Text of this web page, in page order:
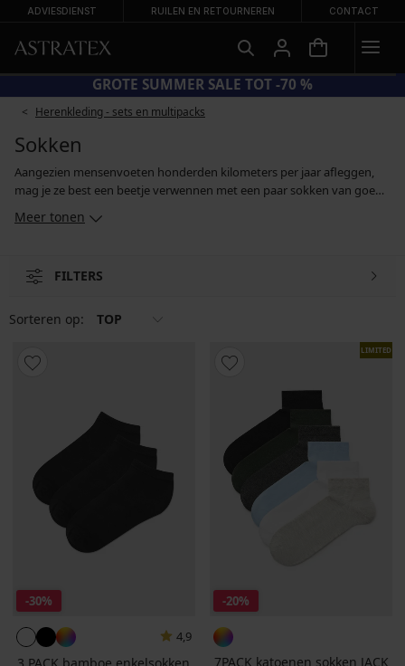
ADVIESDIENST RUILEN EN RETOURNEREN CONTACT
CODE BRA20 = BH'S -20%
Herenkleding - sets en multipacks
Sokken
Aangezien mensenvoeten honderden kilometers per jaar afleggen,
mag je ze best een beetje verwennen met een paar sokken van goede
gelegenheden - formele sokken voor je werk en voor formele
voordelige sets. En als je door je sokken opgevrolijkt wil worden, kies
Meer tonen
FILTERS
Sorteren op: TOP
-30%
4,9
3 PACK bamboe enkelsokken
LIMITED
-20%
7PACK katoenen sokken JACK